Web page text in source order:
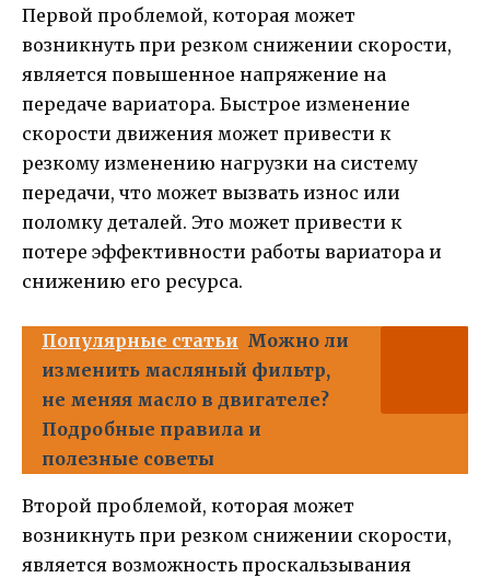
Первой проблемой, которая может
возникнуть при резком снижении скорости,
является повышенное напряжение на
передаче вариатора. Быстрое изменение
скорости движения может привести к
резкому изменению нагрузки на систему
передачи, что может вызвать износ или
поломку деталей. Это может привести к
потере эффективности работы вариатора и
снижению его ресурса.
Популярные статьи Можно ли
изменить масляный фильтр,
не меняя масло в двигателе?
Подробные правила и
полезные советы
Второй проблемой, которая может
возникнуть при резком снижении скорости,
является возможность проскальзывания